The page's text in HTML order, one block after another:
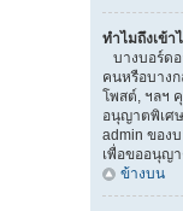
ทำไมถึงเข้า
บางบอร์ด
คนหรือบางก
โพสต์, ฯลฯ
อนุญาตพิเศ
admin ของ
เพื่อขออนุญ
ข้างบน